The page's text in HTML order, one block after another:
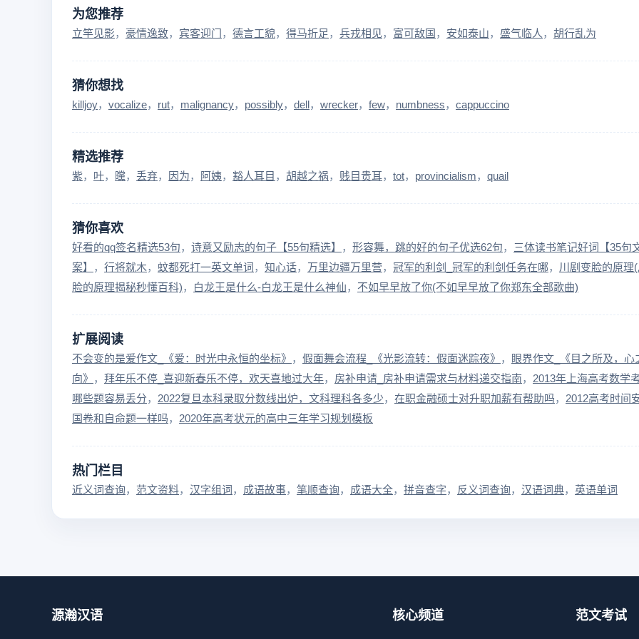
为您推荐
立竿见影 豪情逸致 宾客迎门 德言工貌 得马折足 兵戎相见 富可敌国 安如泰山 盛气临人 胡行乱为
猜你想找
killjoy vocalize rut malignancy possibly dell wrecker few numbness cappuccino
精选推荐
紫 叶 曭 丢弃 因为 阿姨 豁人耳目 胡越之祸 贱目贵耳 tot provincialism quail
猜你喜欢
好看的qq签名精选53句 诗意又励志的句子【55句精选】 形容舞，跳的好的句子优选62句
三体读书笔记好词【35句
案】
行将就木 蚊都死打一英文单词 知心话 万里边疆万里营 冠军的利剑_冠军的利剑任务在哪
川剧变脸的原理
脸的原理揭秘秒懂百科)
白龙王是什么-白龙王是什么神仙 不如早早放了你(不如早早放了你郑东全部歌曲)
扩展阅读
不会变的是爱作文_《爱：时光中永恒的坐标》 假面舞会流程_《光影流转：假面迷踪夜》
眼界作文_《目之所及，心
向》
拜年乐不停_喜迎新春乐不停，欢天喜地过大年 房补申请_房补申请需求与材料递交指南
2013年上海高考数学
哪些题容易丢分
2022复旦本科录取分数线出炉，文科理科各多少 在职金融硕士对升职加薪有帮助吗
2012高考时间
国卷和自命题一样吗
2020年高考状元的高中三年学习规划模板
热门栏目
近义词查询 范文资料 汉字组词 成语故事 笔顺查询 成语大全 拼音查字 反义词查询 汉语词典 英语单词
源瀚汉语 核心频道 范文考试